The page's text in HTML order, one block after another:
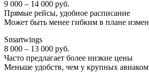
9 000 ‒ 14 000 руб.
Прямые рейсы, удобное расписание
Может быть менее гибким в плане
Smartwings
8 000 ‒ 13 000 руб.
Часто предлагает более низкие цены
Меньше удобств, чем у крупных